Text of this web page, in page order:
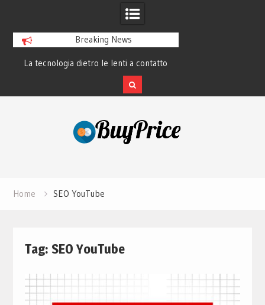
Breaking News
La tecnologia dietro le lenti a contatto
smart e il futuro visivo
Home SEO YouTube
Tag: SEO YouTube